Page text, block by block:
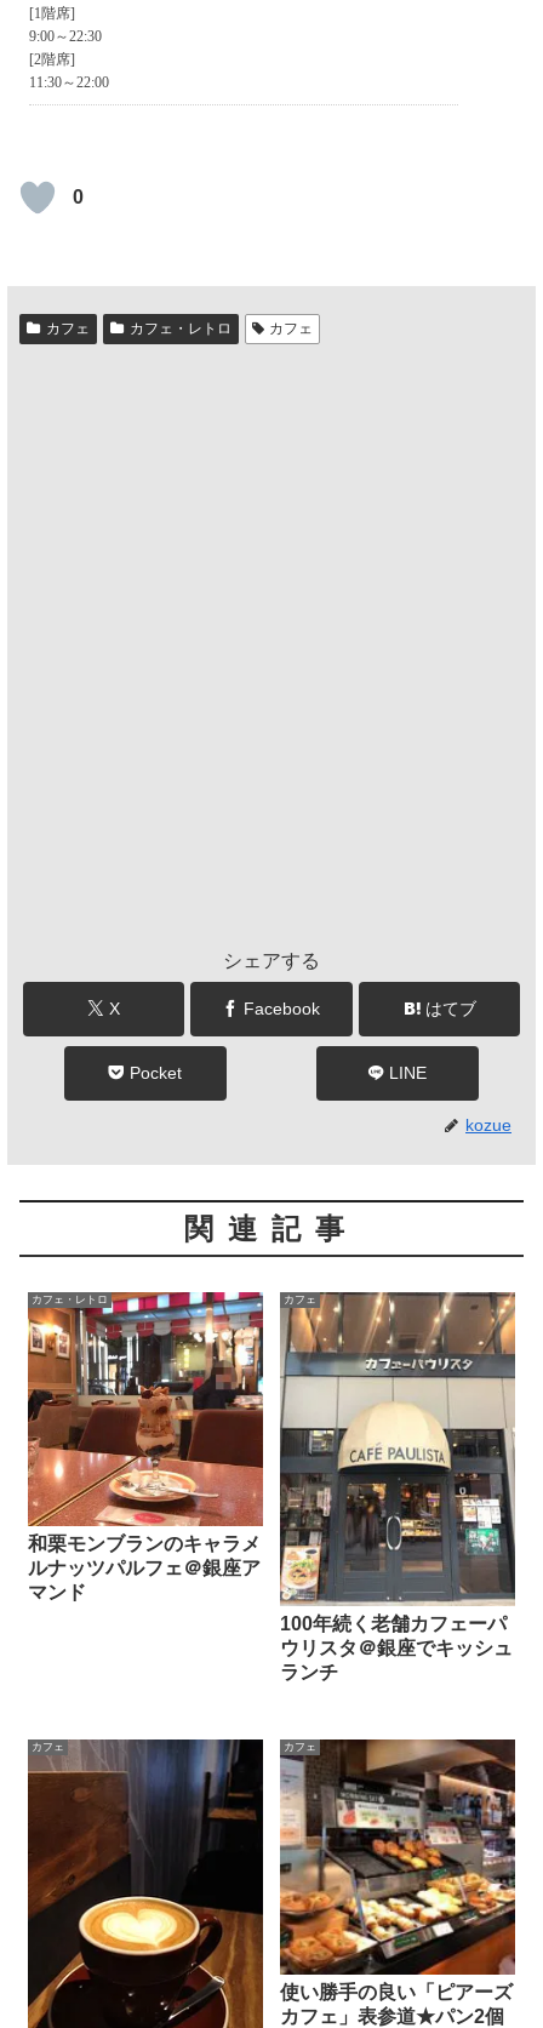
0
カフェ カフェ・レトロ カフェ
シェアする
X Facebook はてブ
Pocket LINE
kozue
関連記事
カフェ・レトロ
和栗モンブランのキャラメ
ルナッツパルフェ＠銀座ア
マンド
カフェ
100年続く老舗カフェーパ
ウリスタ＠銀座でキッシュ
ランチ
カフェ カフェ
使い勝手の良い「ピアーズ
カフェ」表参道★パン2個